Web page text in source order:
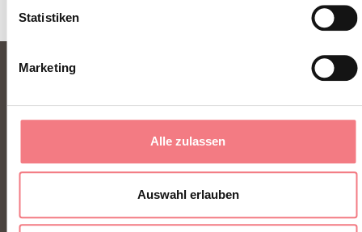
Statistiken
Marketing
Alle zulassen
Auswahl erlauben
FONDAZIONE DMO DOLOMITI BELLUNESI